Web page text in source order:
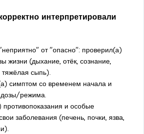
интерпретировали
от "опасно": проверил(а)
жизни (дыхание, отёк, сознание,
тяжёлая сыпь).
симптом со временем начала и
режима.
и особые
заболевания (печень, почки, язва,